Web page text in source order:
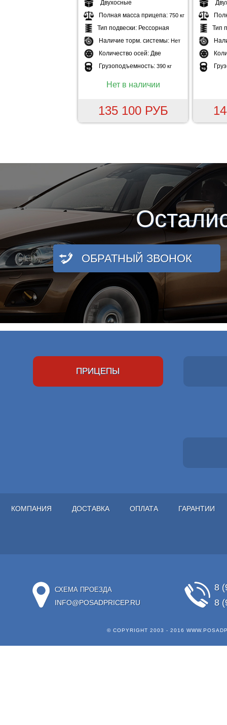
Двухосные
Полная масса прицепа: 750 кг
Тип подвески: Рессорная
Наличие торм. системы: Нет
Количество осей: Две
Грузоподъемность: 390 кг
Нет в наличии
135 100 РУБ
Тип
ОБРАТНЫЙ ЗВОНОК
ПРИЦЕПЫ
КОМПАНИЯ ДОСТАВКА ОПЛАТА ГАРАНТИИ
СХЕМА ПРОЕЗДА
INFO@POSADPRICEP.RU
8
8
© COPYRIGHT 2003 - 2016